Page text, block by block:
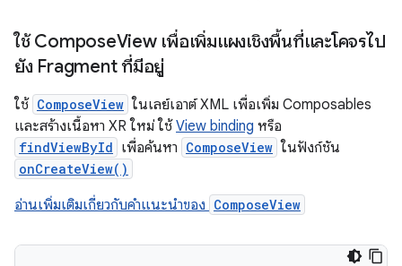
ใช้ ComposeView เพื่อเพิ่มแผงเชิงพื้นที่และโคจรไป
ยัง Fragment ที่มีอยู่
ใช้ ComposeView ในเลย์เอาต์ XML เพื่อเพิ่ม Composables
และสร้างเนื้อหา XR ใหม่ ใช้ View binding หรือ
findViewById เพื่อค้นหา ComposeView ในฟังก์ชัน
onCreateView()
อ่านเพิ่มเติมเกี่ยวกับคำแนะนำของ ComposeView